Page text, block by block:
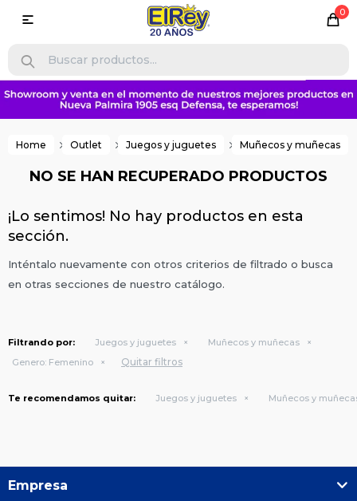
0

Home Outlet Juegos y juguetes Muñecos y muñecas
NO SE HAN RECUPERADO PRODUCTOS
¡Lo sentimos! No hay productos en esta
sección.
Inténtalo nuevamente con otros criterios de filtrado o busca
en otras secciones de nuestro catálogo.
Filtrando por: Juegos y juguetes
Muñecos y muñecas
Genero: Femenino Quitar filtros
Te recomendamos quitar: Juegos y juguetes Muñecos y
Empresa